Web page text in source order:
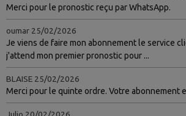
Merci pour le pronostic reçu par WhatsApp.
oumar 25/02/2026
Je viens de faire mon abonnement le service
j'attend mon premier pronostic pour ...
BLAISE 25/02/2026
Merci pour le quinte ordre. Votre abonnement
Julio 20/02/2026